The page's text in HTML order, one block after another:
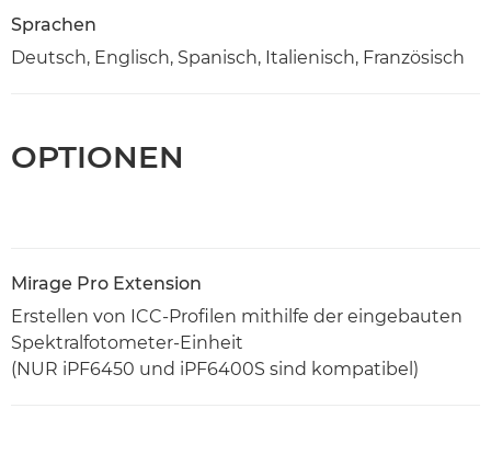
Sprachen
Deutsch, Englisch, Spanisch, Italienisch, Französisch
OPTIONEN
Mirage Pro Extension
Erstellen von ICC-Profilen mithilfe der eingebauten
Spektralfotometer-Einheit
(NUR iPF6450 und iPF6400S sind kompatibel)